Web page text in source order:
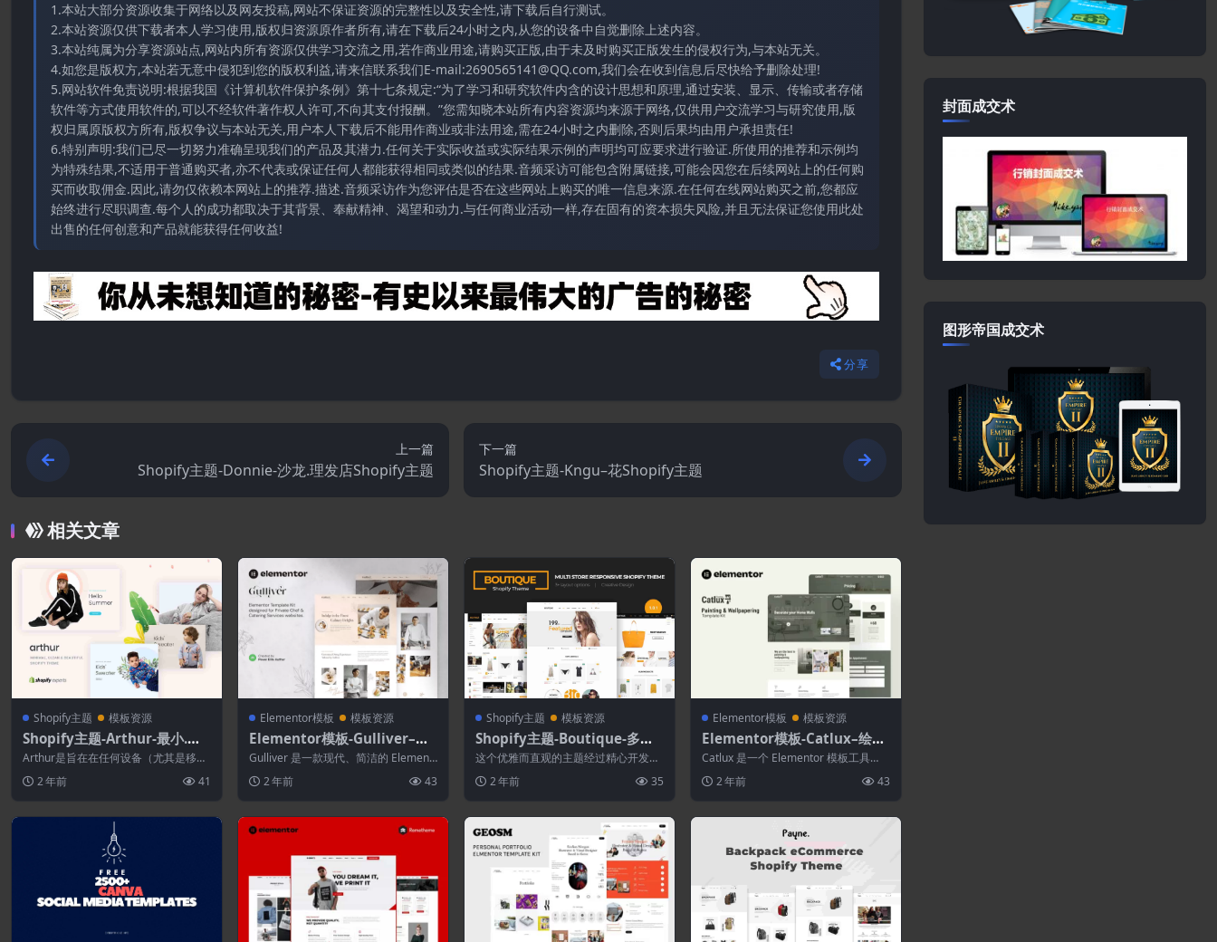
1.本站大部分资源收集于网络以及网友投稿,网站不保证资源的完整性以及安全性,请下载后自行测试。
2.本站资源仅供下载者本人学习使用,版权归资源原作者所有,请在下载后24小时之内,从您的设备中自觉删除上述内容。
3.本站纯属为分享资源站点,网站内所有资源仅供学习交流之用,若作商业用途,请购买正版,由于未及时购买正版发生的侵权行为,与本站无关。
4.如您是版权方,本站若无意中侵犯到您的版权利益,请来信联系我们E-mail:2690565141@QQ.com,我们会在收到信息后尽快给予删除处理!
5.网站软件免责说明:根据我国《计算机软件保护条例》第十七条规定:“为了学习和研究软件内含的设计思想和原理,通过安装、显示、传输或者存储
软件等方式使用软件的,可以不经软件著作权人许可,不向其支付报酬。”您需知晓本站所有内容资源均来源于网络,仅供用户交流学习与研究使用,版
权归属原版权方所有,版权争议与本站无关,用户本人下载后不能用作商业或非法用途,需在24小时之内删除,否则后果均由用户承担责任!
6.特别声明:我们已尽一切努力准确呈现我们的产品及其潜力.任何关于实际收益或实际结果示例的声明均可应要求进行验证.所使用的推荐和示例均
为特殊结果,不适用于普通购买者,亦不代表或保证任何人都能获得相同或类似的结果.音频采访可能包含附属链接,可能会因您在后续网站上的任何购
买而收取佣金.因此,请勿仅依赖本网站上的推荐.描述.音频采访作为您评估是否在这些网站上购买的唯一信息来源.在任何在线网站购买之前,您都应
始终进行尽职调查.每个人的成功都取决于其背景、奉献精神、渴望和动力.与任何商业活动一样,存在固有的资本损失风险,并且无法保证您使用此处
出售的任何创意和产品就能获得任何收益!
分享
上一篇
Shopify主题-Donnie-沙龙.理发店Shopify主题
下一篇
Shopify主题-Kngu–花Shopify主题
相关文章
Shopify主题 模板资源
Shopify主题-Arthur-最小.干
净和美丽的Shopify主题
Arthur是旨在在任何设备（尤其是移动
计语言...
2 年前 41
Elementor模板 模板资源
Elementor模板-Gulliver–私
人厨师和个人餐饮服务Elemen
tor模板套件
Gulliver 是一款现代、简洁的 Element
2 年前 43
Shopify主题 模板资源
Shopify主题-Boutique-多商
店响应式Shopify主题
这个优雅而直观的主题经过精心开发，
您创建外观专...
2 年前 35
Elementor模板 模板资源
Elementor模板-Catlux–绘画
和墙纸Elementor模板套件
Catlux 是一个 Elementor 模板工具
2 年前 43
封面成交术
图形帝国成交术